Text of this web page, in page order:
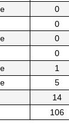
0
0
0
0
1
5
14
106